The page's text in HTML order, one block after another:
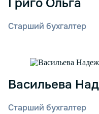
Григо Ольга
Старший бухгалтер
Васильева
Старший бухгалтер